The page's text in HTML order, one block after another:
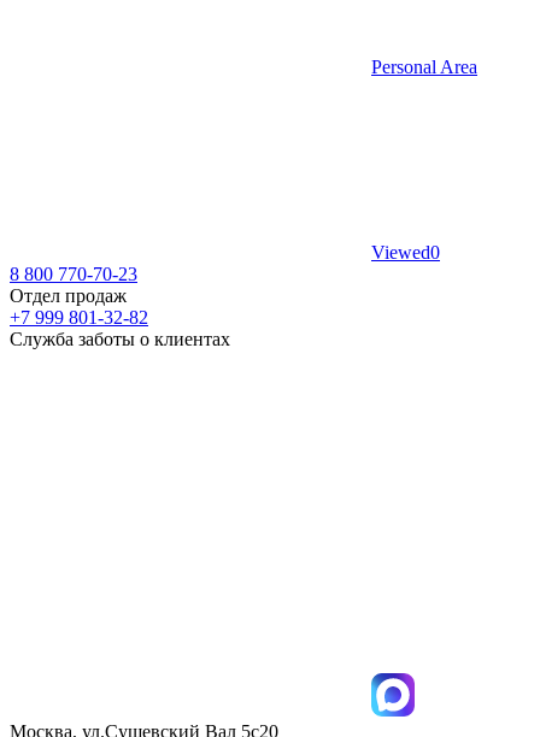
Personal Area
Viewed0
8 800 770-70-23
Отдел продаж
+7 999 801-32-82
Служба заботы о клиентах
Москва, ул.Сущевский Вал 5с20